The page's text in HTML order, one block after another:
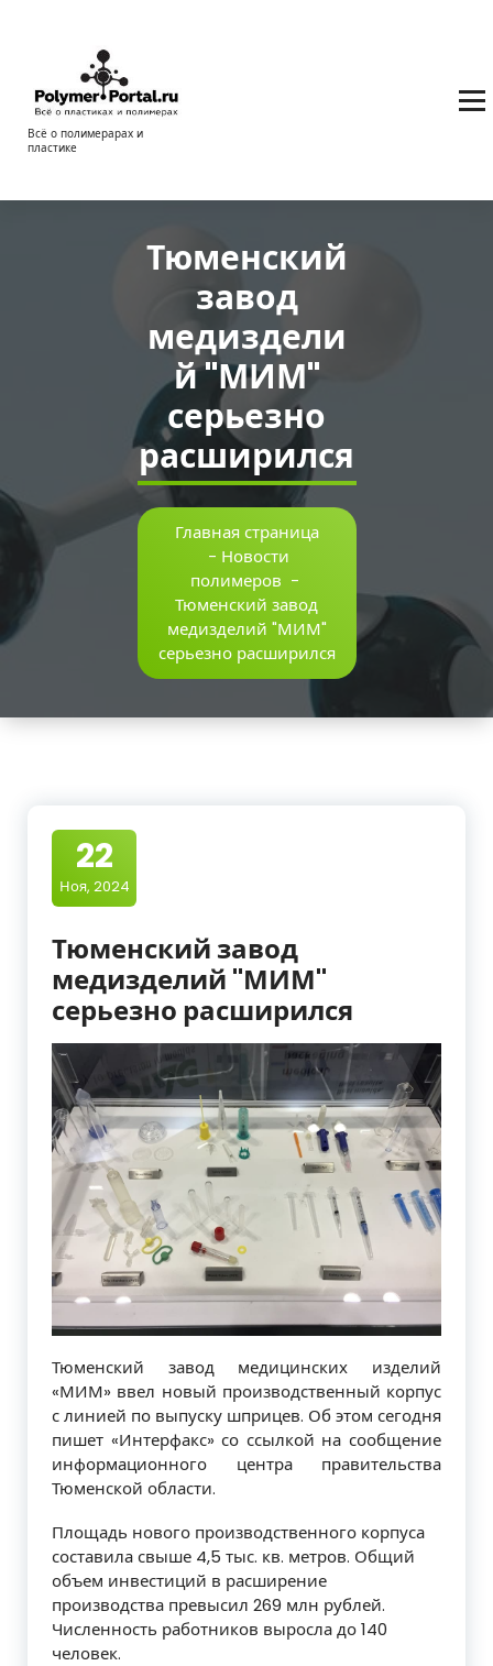
содержимому
Всё о полимерарах и
пластике
Тюменский
завод
медиздели
й "МИМ"
серьезно
расширился
Главная страница
- Новости
полимеров -
Тюменский завод
медизделий "МИМ"
серьезно расширился
22
Ноя, 2024
Тюменский завод
медизделий "МИМ"
серьезно расширился
Тюменский завод медицинских изделий
«МИМ» ввел новый производственный корпус
с линией по выпуску шприцев. Об этом сегодня
пишет «Интерфакс» со ссылкой на сообщение
информационного центра правительства
Тюменской области.
Площадь нового производственного корпуса
составила свыше 4,5 тыс. кв. метров. Общий
объем инвестиций в расширение
производства превысил 269 млн рублей.
Численность работников выросла до 140
человек.